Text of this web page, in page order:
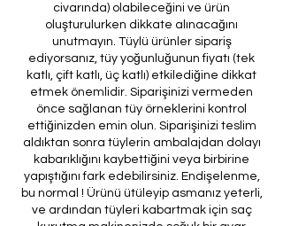
civarında) olabileceğini ve ürün
oluşturulurken dikkate alınacağını
unutmayın. Tüylü ürünler sipariş
ediyorsanız, tüy yoğunluğunun fiyatı (tek
katlı, çift katlı, üç katlı) etkilediğine dikkat
etmek önemlidir. Siparişinizi vermeden
önce sağlanan tüy örneklerini kontrol
ettiğinizden emin olun. Siparişinizi teslim
aldıktan sonra tüylerin ambalajdan dolayı
kabarıklığını kaybettiğini veya birbirine
yapıştığını fark edebilirsiniz. Endişelenme,
bu normal ! Ürünü ütüleyip asmanız yeterli,
ve ardından tüyleri kabartmak için saç